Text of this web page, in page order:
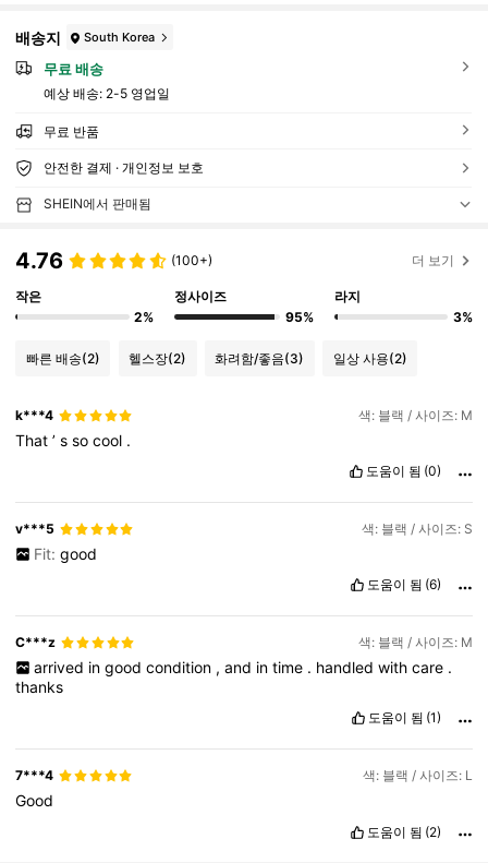
배송지 South Korea
무료 배송
예상 배송: 2-5 영업일
무료 반품
안전한 결제 · 개인정보 보호
SHEIN에서 판매됨
4.76 (100+) 더 보기
작은
2%
정사이즈
95%
라지
3%
빠른 배송(2) 헬스장(2) 화려함/좋음(3) 일상 사용(2)
k***4 색: 블랙 / 사이즈: M
That’ssocool .
도움이 됨 (0)
v***5 색: 블랙 / 사이즈: S
Fit: good
도움이 됨 (6)
C***z 색: 블랙 / 사이즈: M
arrived in good condition , and in time . handled with care .
thanks
도움이 됨 (1)
7***4 색: 블랙 / 사이즈: L
Good
도움이 됨 (2)